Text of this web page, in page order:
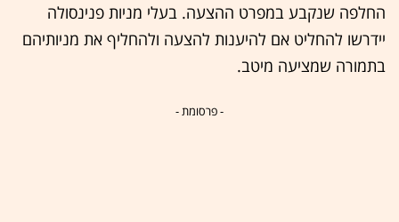
החלפה שנקבע במפרט ההצעה. בעלי מניות פנינסולה
יידרשו להחליט אם להיענות להצעה ולהחליף את מניותיהם
בתמורה שמציעה מיטב.
- פרסומת -